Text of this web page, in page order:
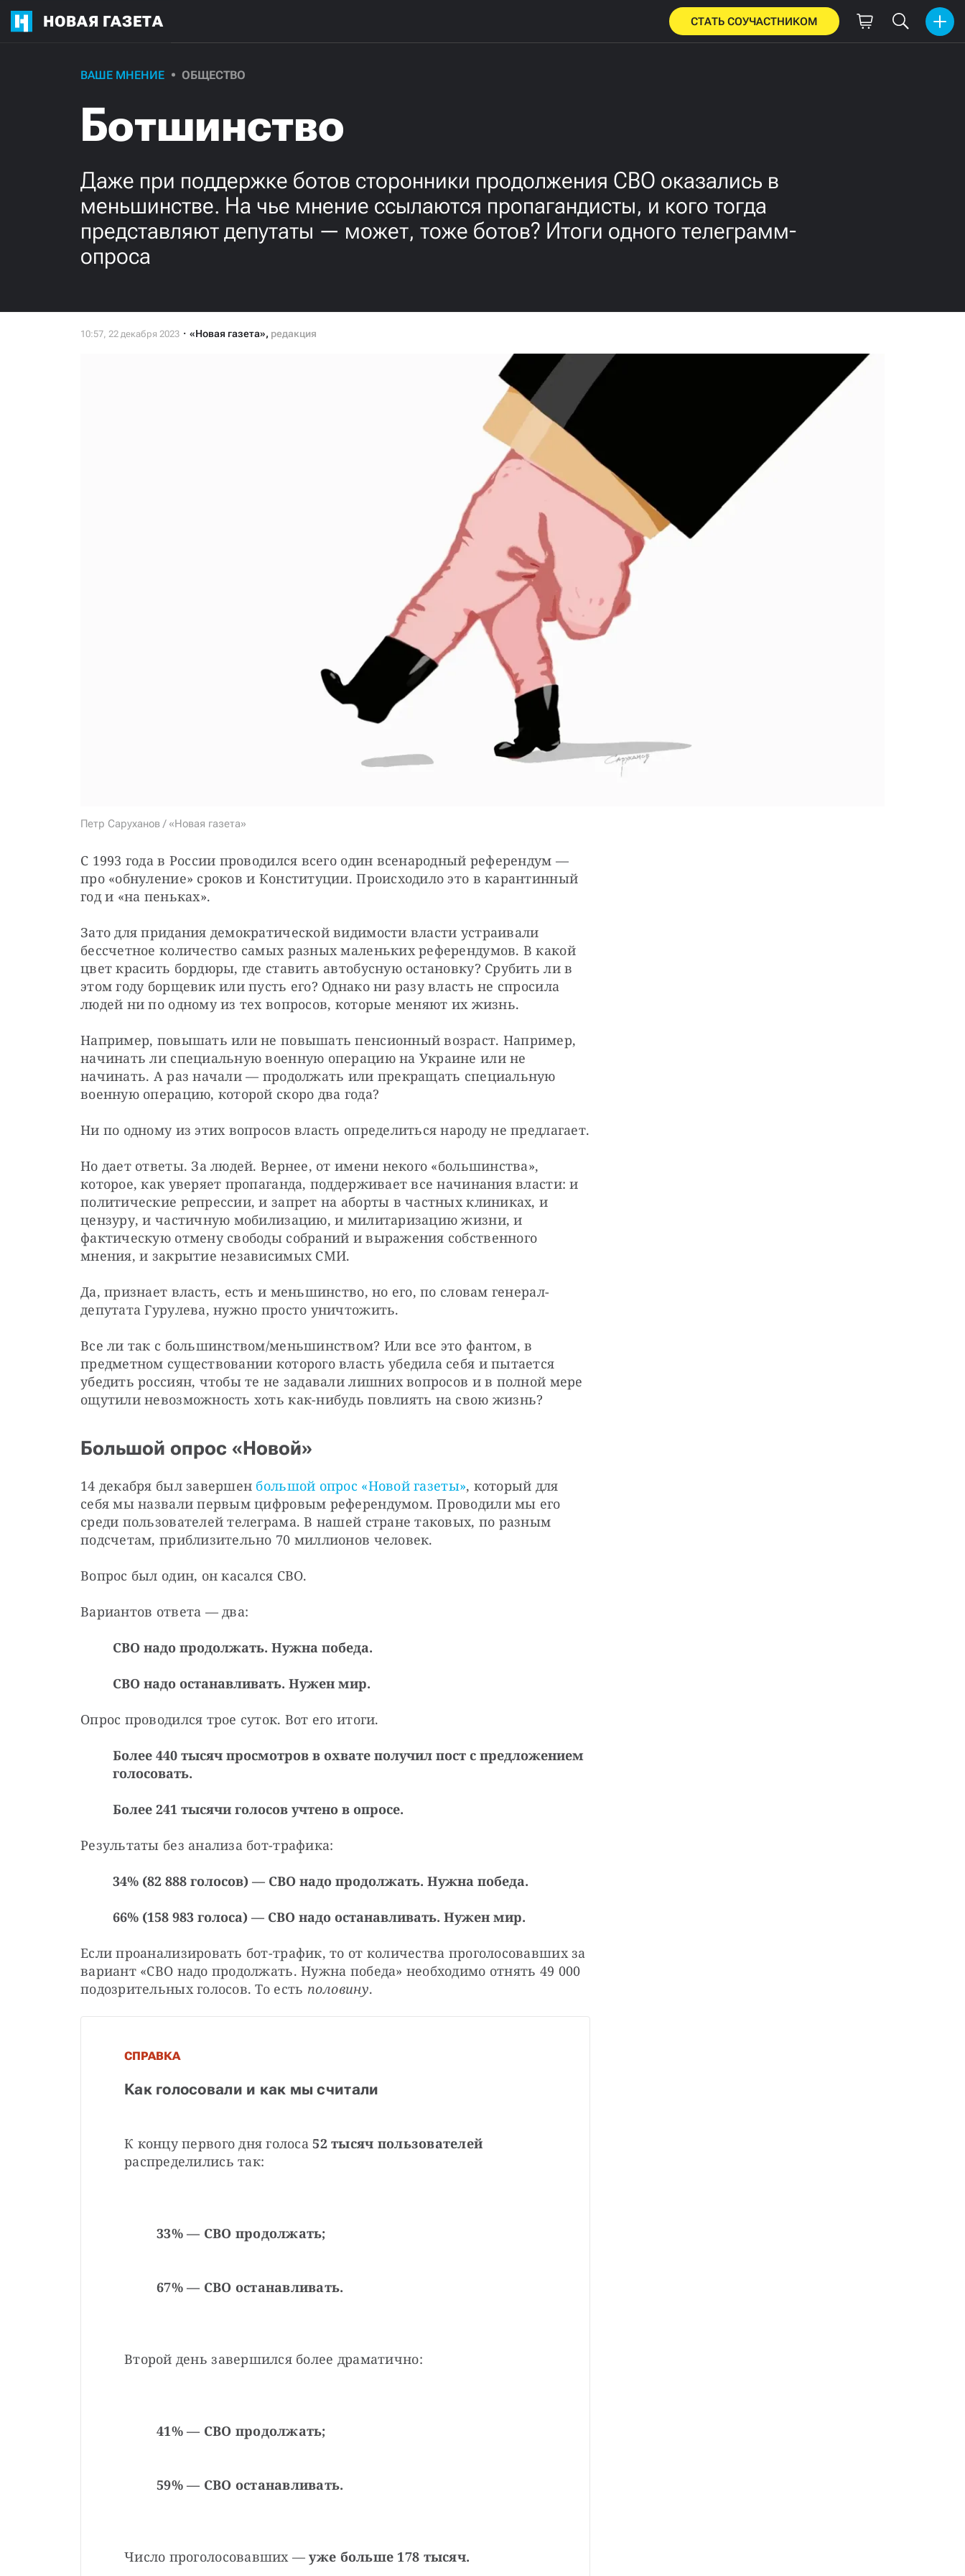
НОВАЯ ГАЗЕТА СТАТЬ СОУЧАСТНИКОМ
ВАШЕ МНЕНИЕ ОБЩЕСТВО
Ботшинство
Даже при поддержке ботов сторонники продолжения СВО оказались в
меньшинстве. На чье мнение ссылаются пропагандисты, и кого тогда
представляют депутаты — может, тоже ботов? Итоги одного телеграмм-
опроса
«Новая газета», редакция
Петр Саруханов / «Новая газета»
С 1993 года в России проводился всего один всенародный референдум —
про «обнуление» сроков и Конституции. Происходило это в карантинный
год и «на пеньках».
Зато для придания демократической видимости власти устраивали
бессчетное количество самых разных маленьких референдумов. В какой
цвет красить бордюры, где ставить автобусную остановку? Срубить ли в
этом году борщевик или пусть его? Однако ни разу власть не спросила
людей ни по одному из тех вопросов, которые меняют их жизнь.
Например, повышать или не повышать пенсионный возраст. Например,
начинать ли специальную военную операцию на Украине или не
начинать. А раз начали — продолжать или прекращать специальную
военную операцию, которой скоро два года?
Ни по одному из этих вопросов власть определиться народу не предлагает.
Но дает ответы. За людей. Вернее, от имени некого «большинства»,
которое, как уверяет пропаганда, поддерживает все начинания власти: и
политические репрессии, и запрет на аборты в частных клиниках, и
цензуру, и частичную мобилизацию, и милитаризацию жизни, и
фактическую отмену свободы собраний и выражения собственного
мнения, и закрытие независимых СМИ.
Да, признает власть, есть и меньшинство, но его, по словам генерал-
депутата Гурулева, нужно просто уничтожить.
Все ли так с большинством/меньшинством? Или все это фантом, в
предметном существовании которого власть убедила себя и пытается
убедить россиян, чтобы те не задавали лишних вопросов и в полной мере
ощутили невозможность хоть как-нибудь повлиять на свою жизнь?
Большой опрос «Новой»
14 декабря был завершен большой опрос «Новой газеты», который для
себя мы назвали первым цифровым референдумом. Проводили мы его
среди пользователей телеграма. В нашей стране таковых, по разным
подсчетам, приблизительно 70 миллионов человек.
Вопрос был один, он касался СВО.
Вариантов ответа — два:
СВО надо продолжать. Нужна победа.
СВО надо останавливать. Нужен мир.
Опрос проводился трое суток. Вот его итоги.
Более 440 тысяч просмотров в охвате получил пост с предложением
голосовать.
Более 241 тысячи голосов учтено в опросе.
Результаты без анализа бот-трафика:
34% (82 888 голосов) — СВО надо продолжать. Нужна победа.
66% (158 983 голоса) — СВО надо останавливать. Нужен мир.
Если проанализировать бот-трафик, то от количества проголосовавших за
вариант «СВО надо продолжать. Нужна победа» необходимо отнять 49 000
подозрительных голосов. То есть половину.
СПРАВКА
Как голосовали и как мы считали
К концу первого дня голоса 52 тысяч пользователей
распределились так:
33% — СВО продолжать;
67% — СВО останавливать.
Второй день завершился более драматично:
41% — СВО продолжать;
59% — СВО останавливать.
Число проголосовавших — уже больше 178 тысяч.